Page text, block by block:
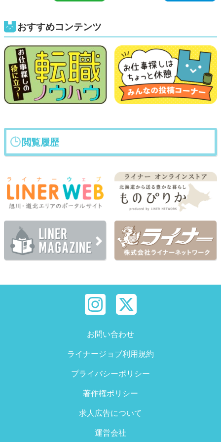
おすすめコンテンツ
閲覧履歴
お問い合わせ
ライナージョブ利用規約
プライバシーポリシー
著作権ポリシー
求人広告について
運営会社